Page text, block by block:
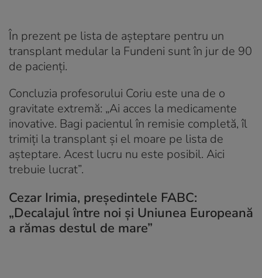
În prezent pe lista de așteptare pentru un
transplant medular la Fundeni sunt în jur de 90
de pacienți.
Concluzia profesorului Coriu este una de o
gravitate extremă: „Ai acces la medicamente
inovative. Bagi pacientul în remisie completă, îl
trimiți la transplant și el moare pe lista de
așteptare. Acest lucru nu este posibil. Aici
trebuie lucrat”.
Cezar Irimia, președintele FABC:
„Decalajul între noi și Uniunea Europeană
a rămas destul de mare”